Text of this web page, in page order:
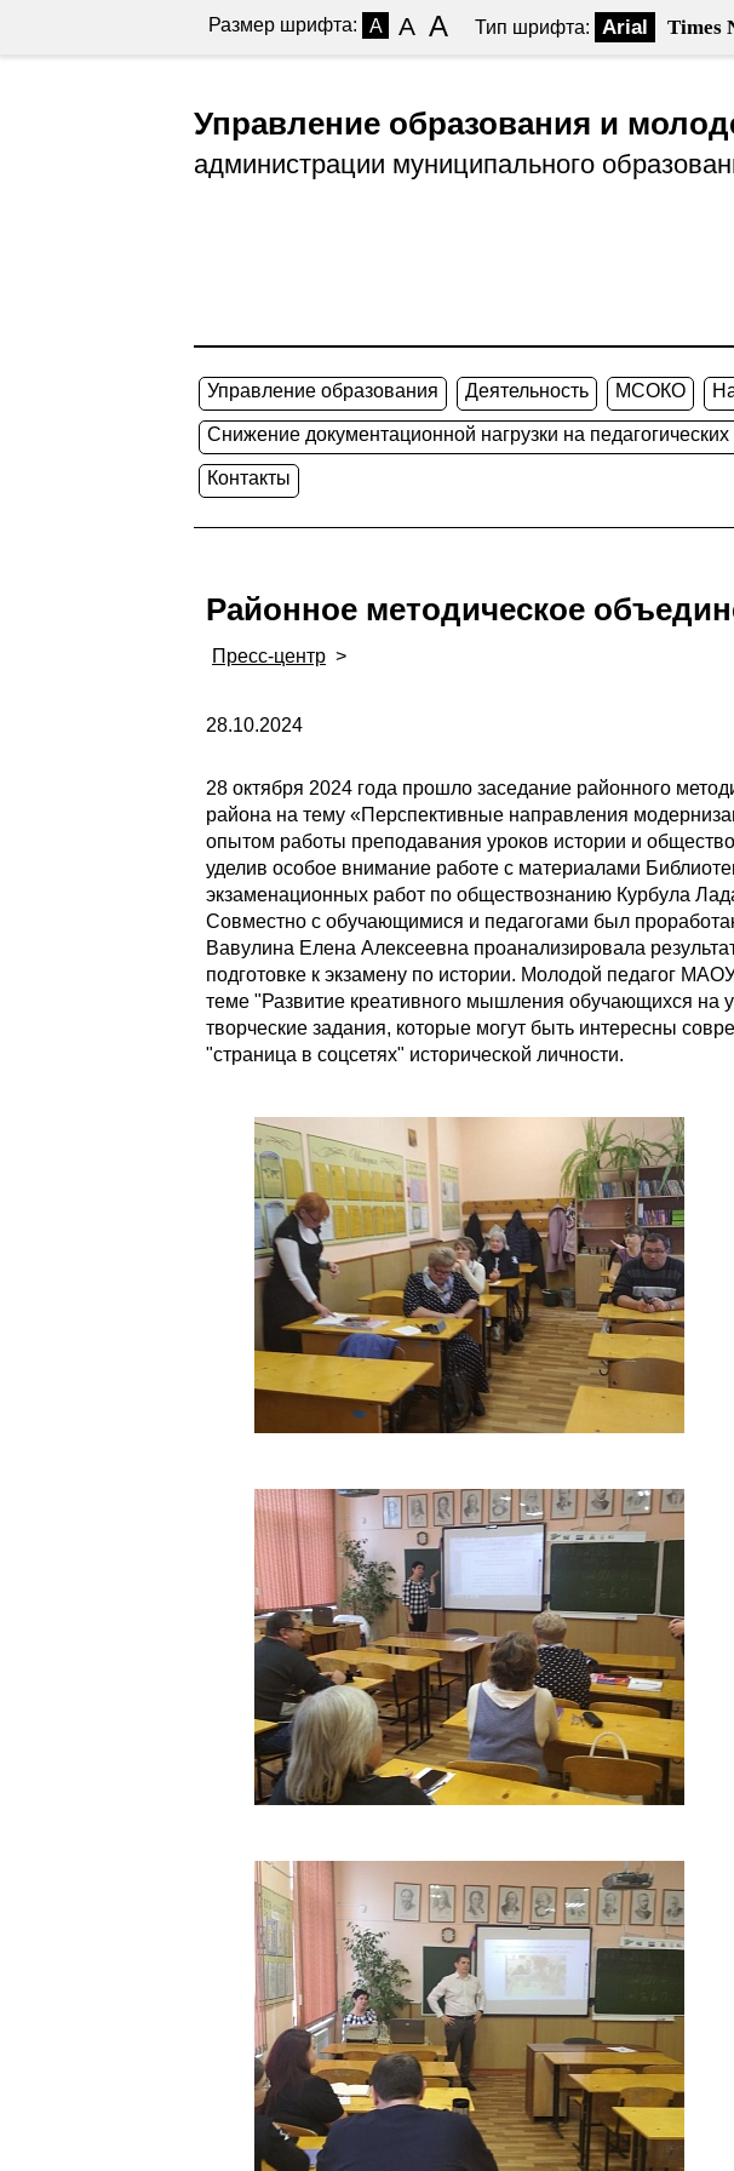
Размер шрифта: A A A Тип шрифта: Arial Times
Управление образования и
администрации муниципального
Управление образования Деятельность МСОКО
Снижение документационной нагрузки на педагогических
Контакты
Районное методическое
Пресс-центр >
28.10.2024
28 октября 2024 года прошло заседание районного
района на тему «Перспективные направления
опытом работы преподавания уроков истории и
уделив особое внимание работе с материалами
экзаменационных работ по обществознанию Курбула
Совместно с обучающимися и педагогами был
Вавулина Елена Алексеевна проанализировала
подготовке к экзамену по истории. Молодой педагог
теме "Развитие креативного мышления обучающихся на
творческие задания, которые могут быть интересны
"страница в соцсетях" исторической личности.